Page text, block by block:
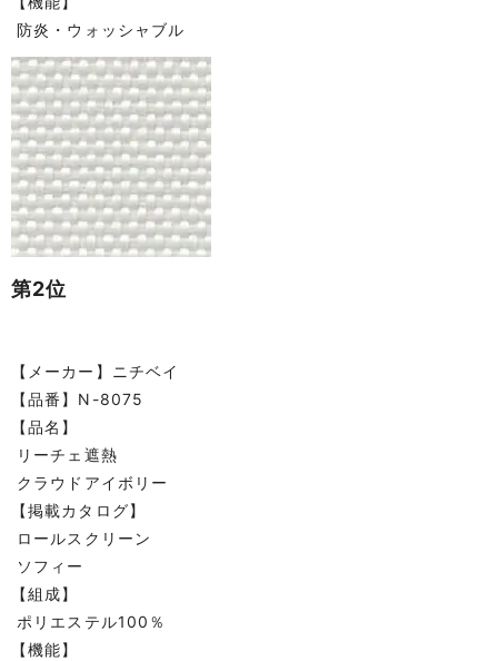
防炎・ウォッシャブル
第2位
【メーカー】ニチベイ
【品番】N-8075
【品名】
リーチェ遮熱
クラウドアイボリー
【掲載カタログ】
ロールスクリーン
ソフィー
【組成】
ポリエステル100％
【機能】